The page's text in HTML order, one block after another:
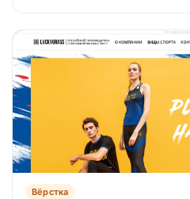
Вёрстка